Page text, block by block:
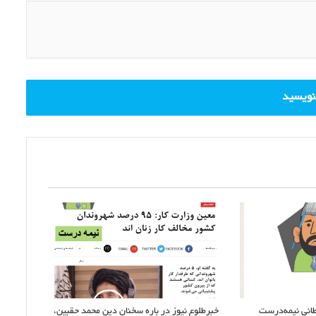
نیمه‌درست خبرطلوع نیوز در باره سخنان دین محمد حقبین،